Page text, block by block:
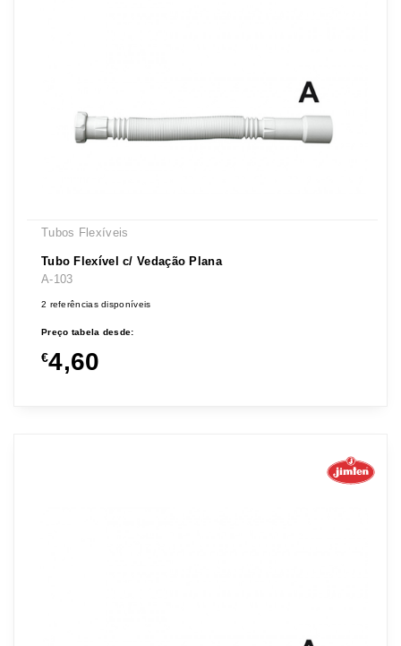
Tubos Flexíveis
Tubo Flexível c/ Vedação Plana
A-103
2 referências disponíveis
Preço tabela desde:
€4,60